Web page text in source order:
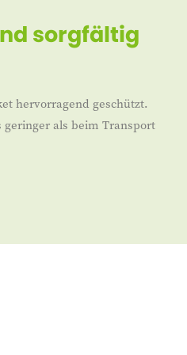
sorgfältig
hervorragend geschützt.
geringer als beim Transport